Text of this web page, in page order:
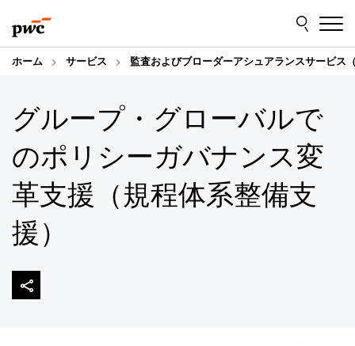
to
content
to
footer
ホーム サービス 監査およびブローダーアシュアランスサービス
グループ・グローバルで
のポリシーガバナンス変
革支援（規程体系整備支
援）